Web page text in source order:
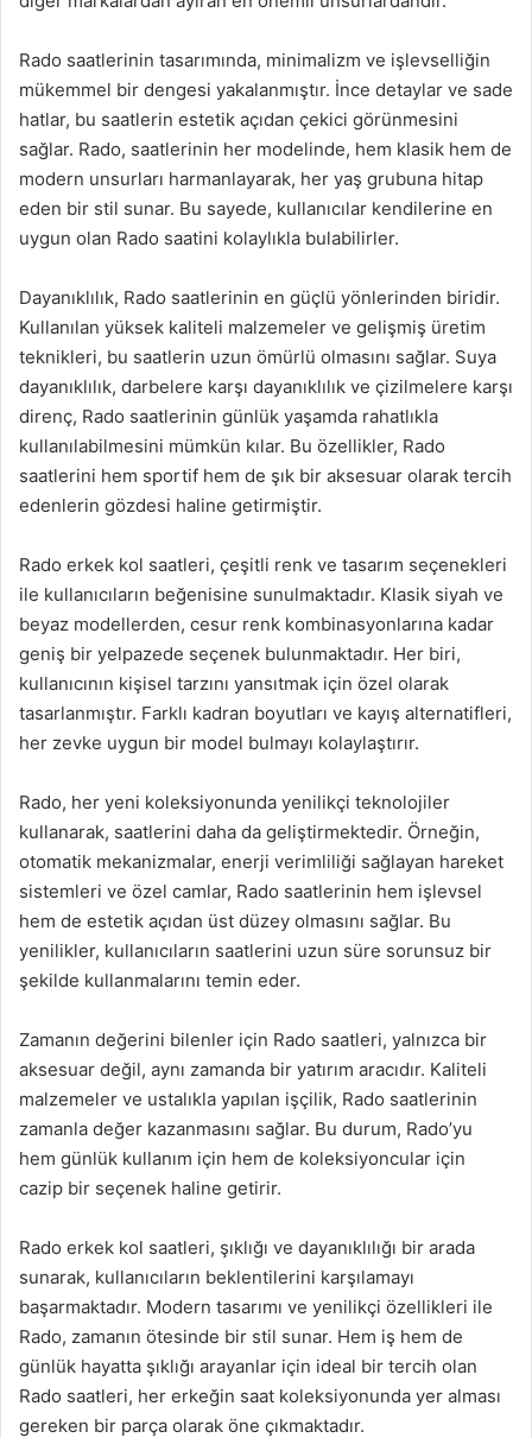
Rado saatlerinin tasarımında, minimalizm ve işlevselliğin
mükemmel bir dengesi yakalanmıştır. İnce detaylar ve sade
hatlar, bu saatlerin estetik açıdan çekici görünmesini
sağlar. Rado, saatlerinin her modelinde, hem klasik hem de
modern unsurları harmanlayarak, her yaş grubuna hitap
eden bir stil sunar. Bu sayede, kullanıcılar kendilerine en
uygun olan Rado saatini kolaylıkla bulabilirler.
Dayanıklılık, Rado saatlerinin en güçlü yönlerinden biridir.
Kullanılan yüksek kaliteli malzemeler ve gelişmiş üretim
teknikleri, bu saatlerin uzun ömürlü olmasını sağlar. Suya
dayanıklılık, darbelere karşı dayanıklılık ve çizilmelere karşı
direnç, Rado saatlerinin günlük yaşamda rahatlıkla
kullanılabilmesini mümkün kılar. Bu özellikler, Rado
saatlerini hem sportif hem de şık bir aksesuar olarak tercih
edenlerin gözdesi haline getirmiştir.
Rado erkek kol saatleri, çeşitli renk ve tasarım seçenekleri
ile kullanıcıların beğenisine sunulmaktadır. Klasik siyah ve
beyaz modellerden, cesur renk kombinasyonlarına kadar
geniş bir yelpazede seçenek bulunmaktadır. Her biri,
kullanıcının kişisel tarzını yansıtmak için özel olarak
tasarlanmıştır. Farklı kadran boyutları ve kayış alternatifleri,
her zevke uygun bir model bulmayı kolaylaştırır.
Rado, her yeni koleksiyonunda yenilikçi teknolojiler
kullanarak, saatlerini daha da geliştirmektedir. Örneğin,
otomatik mekanizmalar, enerji verimliliği sağlayan hareket
sistemleri ve özel camlar, Rado saatlerinin hem işlevsel
hem de estetik açıdan üst düzey olmasını sağlar. Bu
yenilikler, kullanıcıların saatlerini uzun süre sorunsuz bir
şekilde kullanmalarını temin eder.
Zamanın değerini bilenler için Rado saatleri, yalnızca bir
aksesuar değil, aynı zamanda bir yatırım aracıdır. Kaliteli
malzemeler ve ustalıkla yapılan işçilik, Rado saatlerinin
zamanla değer kazanmasını sağlar. Bu durum, Rado’yu
hem günlük kullanım için hem de koleksiyoncular için
cazip bir seçenek haline getirir.
Rado erkek kol saatleri, şıklığı ve dayanıklılığı bir arada
sunarak, kullanıcıların beklentilerini karşılamayı
başarmaktadır. Modern tasarımı ve yenilikçi özellikleri ile
Rado, zamanın ötesinde bir stil sunar. Hem iş hem de
günlük hayatta şıklığı arayanlar için ideal bir tercih olan
Rado saatleri, her erkeğin saat koleksiyonunda yer alması
gereken bir parça olarak öne çıkmaktadır.